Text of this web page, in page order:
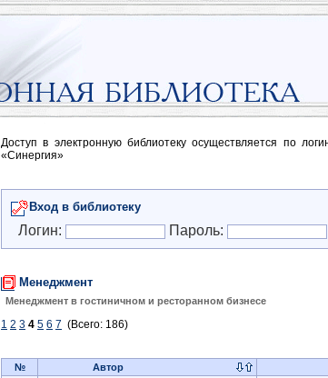
Доступ в электронную библиотеку осуществляется по
«Синергия»
Вход в библиотеку
Логин: Пароль:
Менеджмент
Менеджмент в гостиничном и ресторанном бизнесе
1 2 3 4 5 6 7 (Всего: 186)
№ Автор